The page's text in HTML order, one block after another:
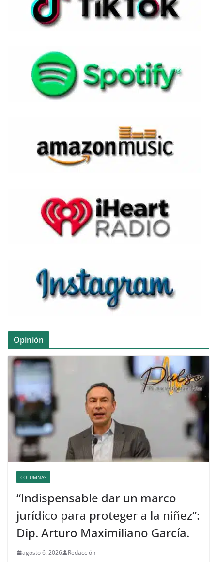
Opinión
COLUMNAS
“Indispensable dar un marco
jurídico para proteger a la niñez”:
Dip. Arturo Maximiliano García.
agosto 6, 2026 Redacción